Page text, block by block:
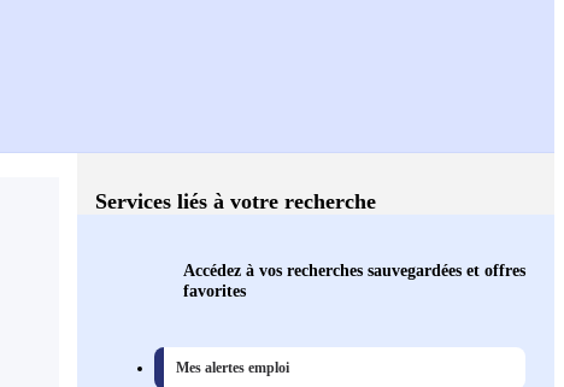
Services liés à votre recherche
Accédez à vos recherches sauvegardées et offres
favorites
Mes alertes emploi